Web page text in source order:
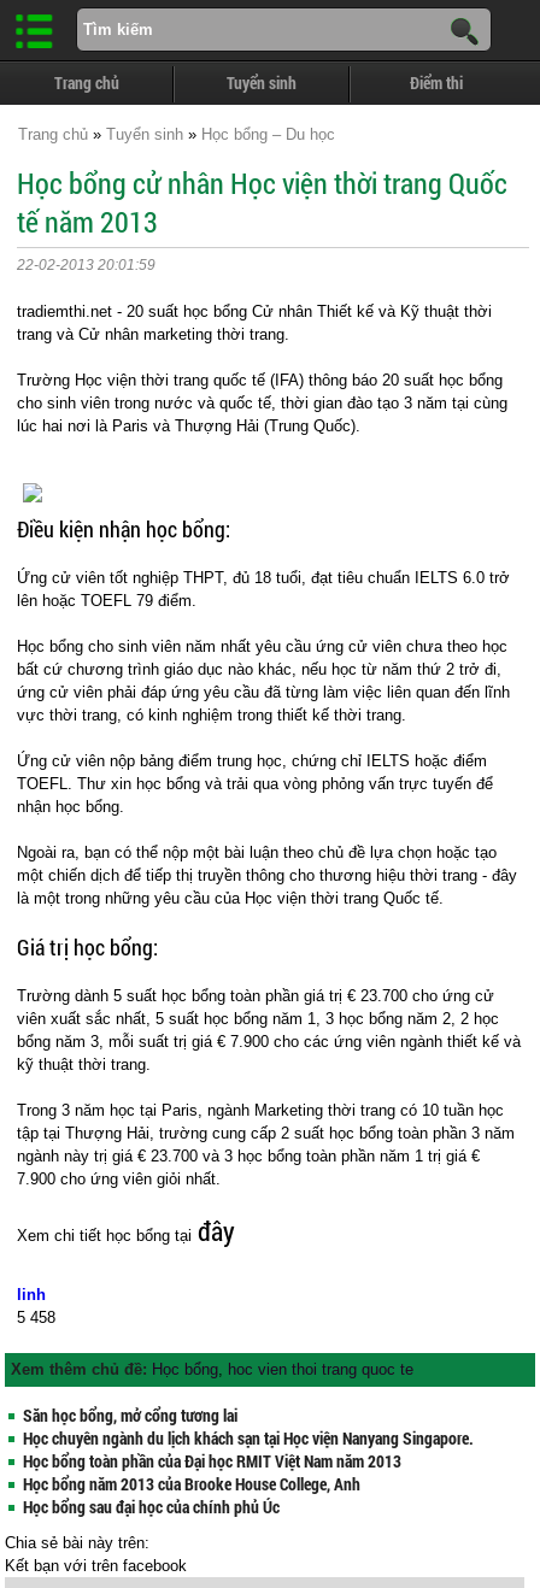
Trang chủ Tuyển sinh Điểm thi
Trang chủ » Tuyển sinh » Học bổng – Du học
Học bổng cử nhân Học viện thời trang Quốc
tế năm 2013
22-02-2013 20:01:59
tradiemthi.net - 20 suất học bổng Cử nhân Thiết kế và Kỹ thuật thời
trang và Cử nhân marketing thời trang.
Trường Học viện thời trang quốc tế (IFA) thông báo 20 suất học bổng
cho sinh viên trong nước và quốc tế, thời gian đào tạo 3 năm tại cùng
lúc hai nơi là Paris và Thượng Hải (Trung Quốc).
Điều kiện nhận học bổng:
Ứng cử viên tốt nghiệp THPT, đủ 18 tuổi, đạt tiêu chuẩn IELTS 6.0 trở
lên hoặc TOEFL 79 điểm.
Học bổng cho sinh viên năm nhất yêu cầu ứng cử viên chưa theo học
bất cứ chương trình giáo dục nào khác, nếu học từ năm thứ 2 trở đi,
ứng cử viên phải đáp ứng yêu cầu đã từng làm việc liên quan đến lĩnh
vực thời trang, có kinh nghiệm trong thiết kế thời trang.
Ứng cử viên nộp bảng điểm trung học, chứng chỉ IELTS hoặc điểm
TOEFL. Thư xin học bổng và trải qua vòng phỏng vấn trực tuyến để
nhận học bổng.
Ngoài ra, bạn có thể nộp một bài luận theo chủ đề lựa chọn hoặc tạo
một chiến dịch để tiếp thị truyền thông cho thương hiệu thời trang - đây
là một trong những yêu cầu của Học viện thời trang Quốc tế.
Giá trị học bổng:
Trường dành 5 suất học bổng toàn phần giá trị € 23.700 cho ứng cử
viên xuất sắc nhất, 5 suất học bổng năm 1, 3 học bổng năm 2, 2 học
bổng năm 3, mỗi suất trị giá € 7.900 cho các ứng viên ngành thiết kế và
kỹ thuật thời trang.
Trong 3 năm học tại Paris, ngành Marketing thời trang có 10 tuần học
tập tại Thượng Hải, trường cung cấp 2 suất học bổng toàn phần 3 năm
ngành này trị giá € 23.700 và 3 học bổng toàn phần năm 1 trị giá €
7.900 cho ứng viên giỏi nhất.
Xem chi tiết học bổng tại đây
linh
5 458
Xem thêm chủ đề: Học bổng, hoc vien thoi trang quoc te
Săn học bổng, mở cổng tương lai
Học chuyên ngành du lịch khách sạn tại Học viện Nanyang Singapore.
Học bổng toàn phần của Đại học RMIT Việt Nam năm 2013
Học bổng năm 2013 của Brooke House College, Anh
Học bổng sau đại học của chính phủ Úc
Chia sẻ bài này trên:
Kết bạn vớitrên facebook